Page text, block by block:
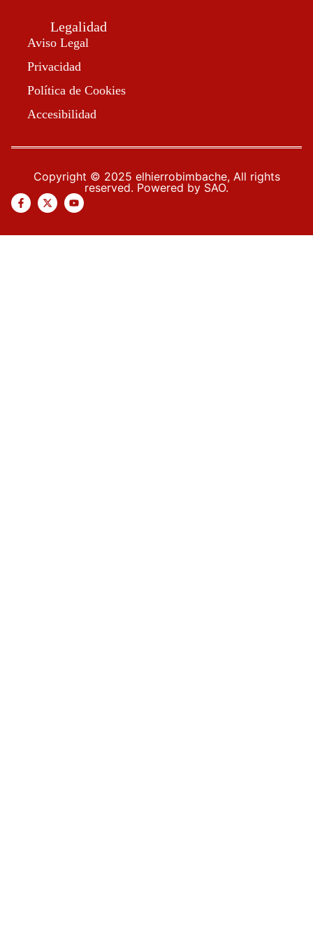
Legalidad
Aviso Legal
Privacidad
Política de Cookies
Accesibilidad
Copyright © 2025 elhierrobimbache, All rights
reserved. Powered by SAO.